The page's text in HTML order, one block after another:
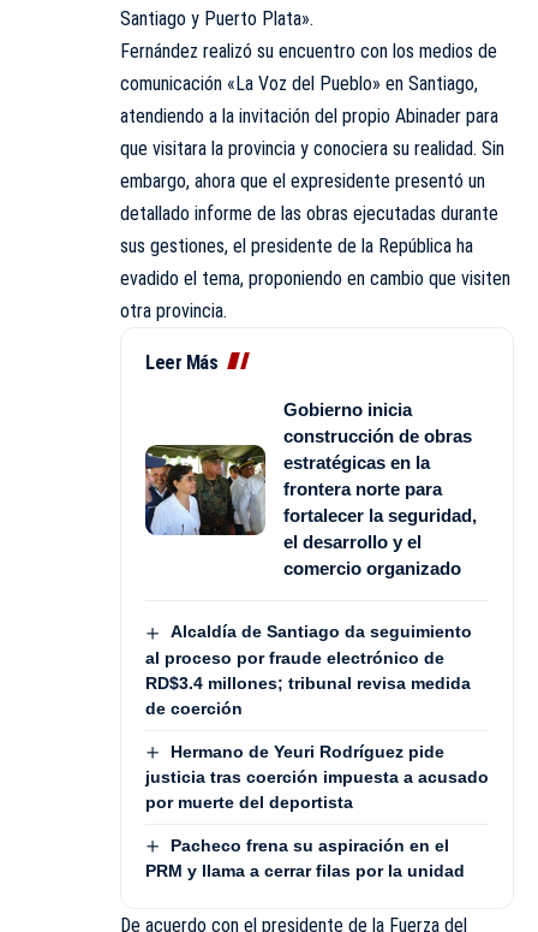
Santiago y Puerto Plata».
Fernández realizó su encuentro con los medios de
comunicación «La Voz del Pueblo» en Santiago,
atendiendo a la invitación del propio Abinader para
que visitara la provincia y conociera su realidad. Sin
embargo, ahora que el expresidente presentó un
detallado informe de las obras ejecutadas durante
sus gestiones, el presidente de la República ha
evadido el tema, proponiendo en cambio que visiten
otra provincia.
Leer Más
Gobierno inicia
construcción de obras
estratégicas en la
frontera norte para
fortalecer la seguridad,
el desarrollo y el
comercio organizado
Alcaldía de Santiago da seguimiento
al proceso por fraude electrónico de
RD$3.4 millones; tribunal revisa medida
de coerción
Hermano de Yeuri Rodríguez pide
justicia tras coerción impuesta a acusado
por muerte del deportista
Pacheco frena su aspiración en el
PRM y llama a cerrar filas por la unidad
De acuerdo con el presidente de la Fuerza del